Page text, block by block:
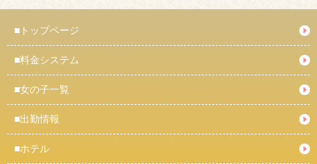
■ トップページ
■料金システム
■女の子一覧
■出勤情報
■ホテル